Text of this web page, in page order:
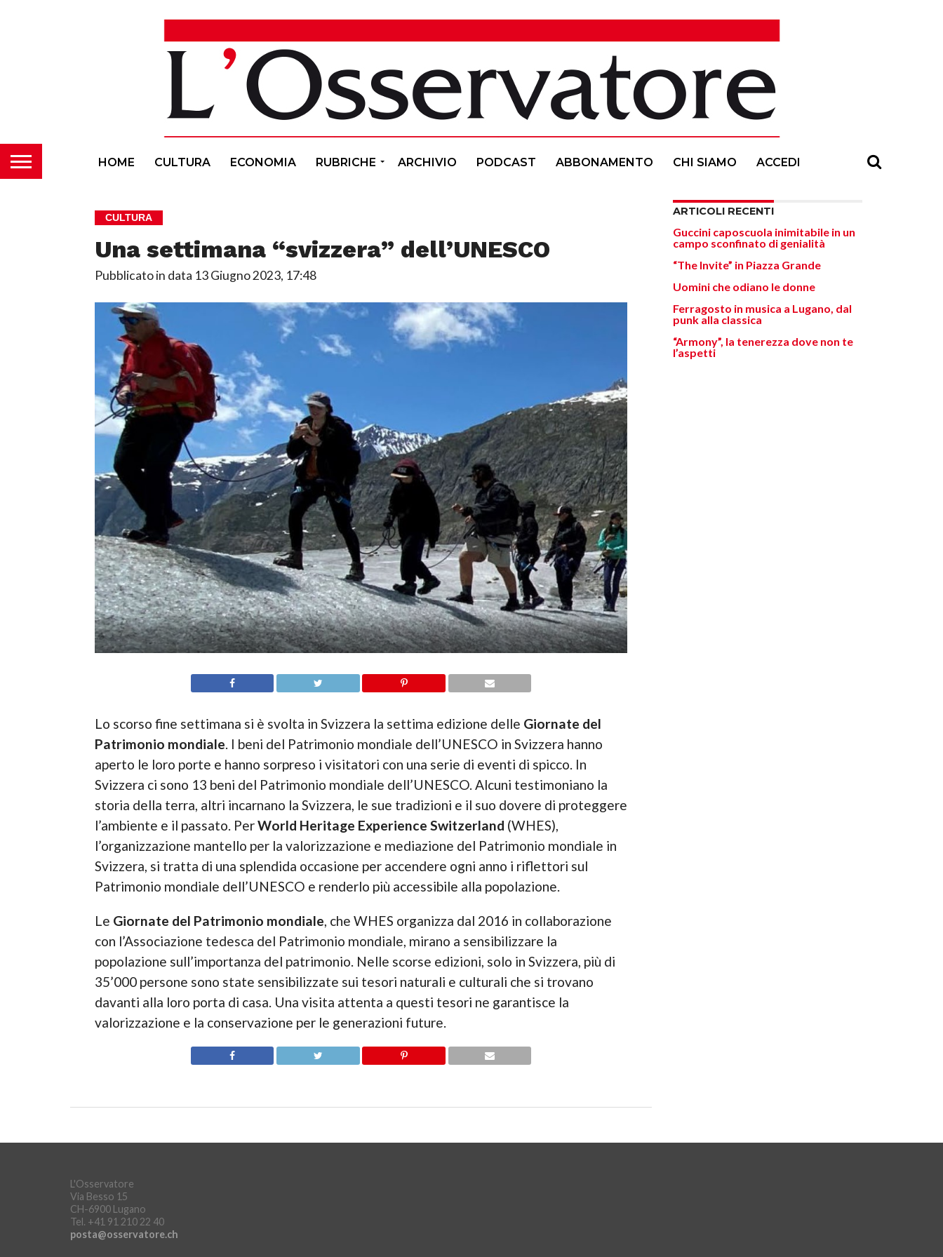
HOME CULTURA ECONOMIA RUBRICHE ARCHIVIO PODCAST ABBONAMENTO CHI SIAMO ACCEDI
CULTURA
Una settimana “svizzera” dell’UNESCO
Pubblicato in data 13 Giugno 2023, 17:48
Lo scorso fine settimana si è svolta in Svizzera la settima edizione delle Giornate del
Patrimonio mondiale. I beni del Patrimonio mondiale dell’UNESCO in Svizzera hanno
aperto le loro porte e hanno sorpreso i visitatori con una serie di eventi di spicco. In
Svizzera ci sono 13 beni del Patrimonio mondiale dell’UNESCO. Alcuni testimoniano la
storia della terra, altri incarnano la Svizzera, le sue tradizioni e il suo dovere di proteggere
l’ambiente e il passato. PerWorld Heritage Experience Switzerland (WHES),
l’organizzazione mantello per la valorizzazione e mediazione del Patrimonio mondiale in
Svizzera, si tratta di una splendida occasione per accendere ogni anno i riflettori sul
Patrimonio mondiale dell’UNESCO e renderlo più accessibile alla popolazione.
Le Giornate del Patrimonio mondiale, che WHES organizza dal 2016 in collaborazione
con l’Associazione tedesca del Patrimonio mondiale, mirano a sensibilizzare la
popolazione sull’importanza del patrimonio. Nelle scorse edizioni, solo in Svizzera, più di
35’000 persone sono state sensibilizzate sui tesori naturali e culturali che si trovano
davanti alla loro porta di casa. Una visita attenta a questi tesori ne garantisce la
valorizzazione e la conservazione per le generazioni future.
ARTICOLI RECENTI
Guccini caposcuola inimitabile in un
campo sconfinato di genialità
“The Invite” in Piazza Grande
Uomini che odiano le donne
Ferragosto in musica a Lugano, dal
punk alla classica
“Armony”, la tenerezza dove non te
l’aspetti
L'Osservatore
Via Besso 15
CH-6900 Lugano
Tel. +41 91 210 22 40
posta@osservatore.ch